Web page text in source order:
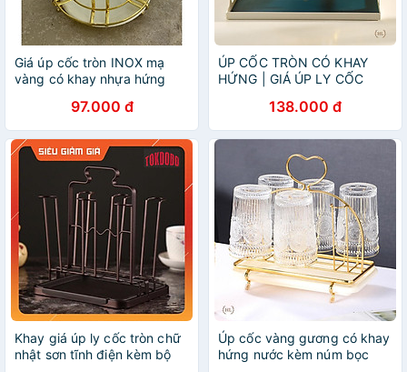
Giá úp cốc tròn INOX mạ
vàng có khay nhựa hứng
97.000 đ
ÚP CỐC TRÒN CÓ KHAY
HỨNG | GIÁ ÚP LY CỐC
HỨNG TRÒN HOME
LUXURY DECOR PHONG
CÁCH VINTAGE 2022 NEW
138.000 đ
Khay giá úp ly cốc tròn chữ
nhật sơn tĩnh điện kèm bộ
Úp cốc vàng gương có khay
hứng nước kèm núm bọc